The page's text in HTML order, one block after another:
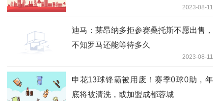
2023-08-11
迪马：莱昂纳多拒参赛桑托斯不愿出售，
不知罗马还能等待多久
2023-08-11
申花13球锋霸被用废！赛季0球0助，年
底将被清洗，或加盟成都蓉城